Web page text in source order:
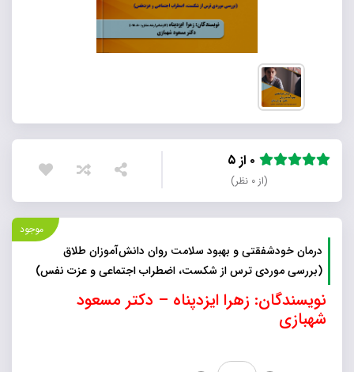
(از ۰ نظر)
موجود
درمان خودشفقتی و بهبود سلامت روان دانش‌آموزان طلاق
(بررسی موردی ترس از شکست، اضطراب اجتماعی و عزت نفس)
نویسندگان: زهرا ایزدپناه – دکتر مسعود
شهبازی
درمان